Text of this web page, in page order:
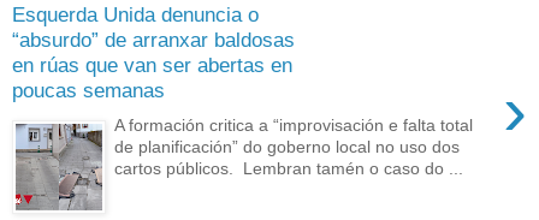
Esquerda Unida denuncia o
“absurdo” de arranxar baldosas
en rúas que van ser abertas en
poucas semanas
›
A formación critica a “improvisación e falta total
de planificación” do goberno local no uso dos
cartos públicos. Lembran tamén o caso do ...